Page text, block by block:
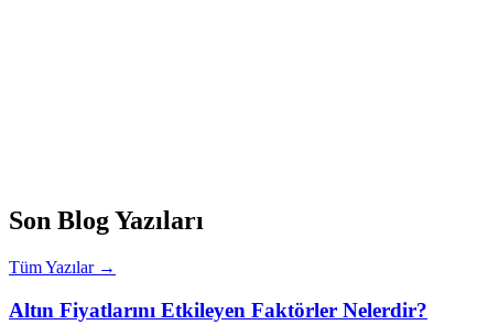
Son Blog Yazıları
Tüm Yazılar →
Altın Fiyatlarını Etkileyen Faktörler Nelerdir?